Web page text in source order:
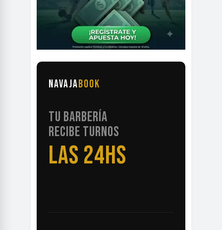
NAVAJABOOK
TU BARBERÍA
RECIBE TURNOS
LAS 24HS